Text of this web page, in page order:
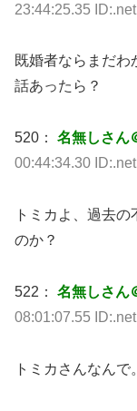
23:44:25.35 ID:.net
既婚者ならまだわ
話あったら？
520： 名無しさん
00:44:34.30 ID:.net
トミカよ、過去
のか？
522： 名無しさん
08:01:07.55 ID:.net
トミカさんなん